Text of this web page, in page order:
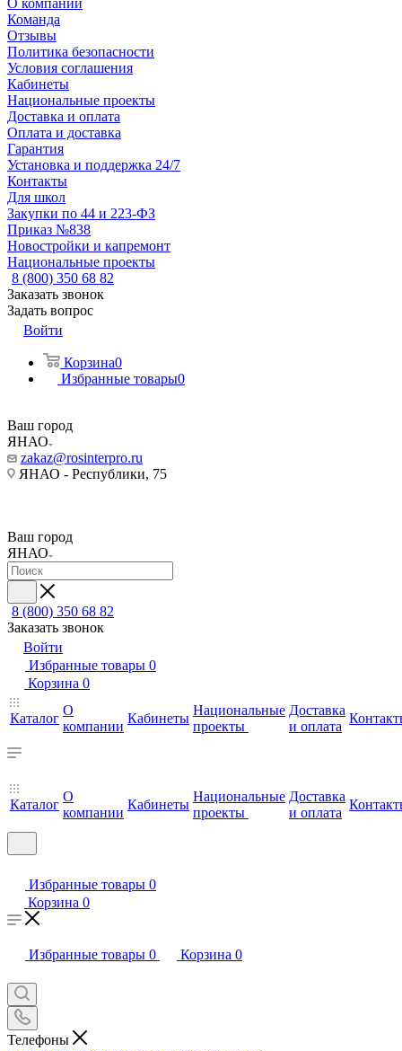
О компании
Команда
Отзывы
Политика безопасности
Условия соглашения
Кабинеты
Национальные проекты
Доставка и оплата
Оплата и доставка
Гарантия
Установка и поддержка 24/7
Контакты
Для школ
Закупки по 44 и 223-ФЗ
Приказ №838
Новостройки и капремонт
Национальные проекты
8 (800) 350 68 82
Заказать звонок
Задать вопрос
Войти
Корзина0
Избранные товары0
Ваш город
ЯНАО
zakaz@rosinterpro.ru
ЯНАО - Республики, 75
Ваш город
ЯНАО
8 (800) 350 68 82
Заказать звонок
Войти
Избранные товары 0
Корзина 0
Каталог
О
компании
Кабинеты
Национальные
проекты
Доставка
и оплата
Каталог
О
компании
Кабинеты
Национальные
проекты
Доставка
и оплата
Избранные товары 0
Корзина 0
Избранные товары 0 Корзина 0
Телефоны